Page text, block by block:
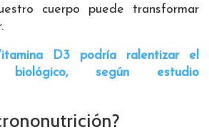
cuerpo puede transformar
D3 podría ralentizar el
biológico, según estudio